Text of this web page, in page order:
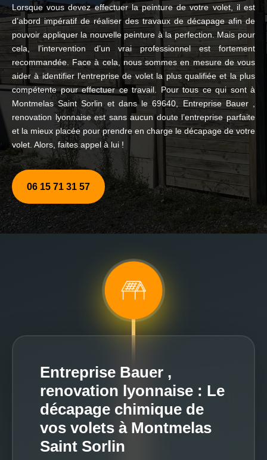
Lorsque vous devez effectuer la peinture de votre volet, il est
d’abord impératif de réaliser des travaux de décapage afin de
pouvoir appliquer la nouvelle peinture à la perfection. Mais pour
cela, l’intervention d’un vrai professionnel est fortement
recommandée. Face à cela, nous sommes en mesure de vous
aider à identifier l’entreprise de volet la plus qualifiée et la plus
compétente pour effectuer ce travail. Pour tous ce qui sont à
Montmelas Saint Sorlin et dans le 69640, Entreprise Bauer ,
renovation lyonnaise est sans aucun doute l’entreprise parfaite
et la mieux placée pour prendre en charge le décapage de votre
volet. Alors, faites appel à lui !
06 15 71 31 57
Entreprise Bauer ,
renovation lyonnaise : Le
décapage chimique de
vos volets à Montmelas
Saint Sorlin